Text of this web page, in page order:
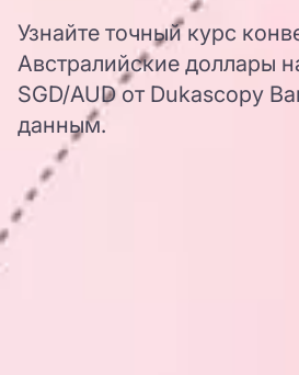
Узнайте точный курс
Австралийские доллары
SGD/AUD от Dukascopy
данным.